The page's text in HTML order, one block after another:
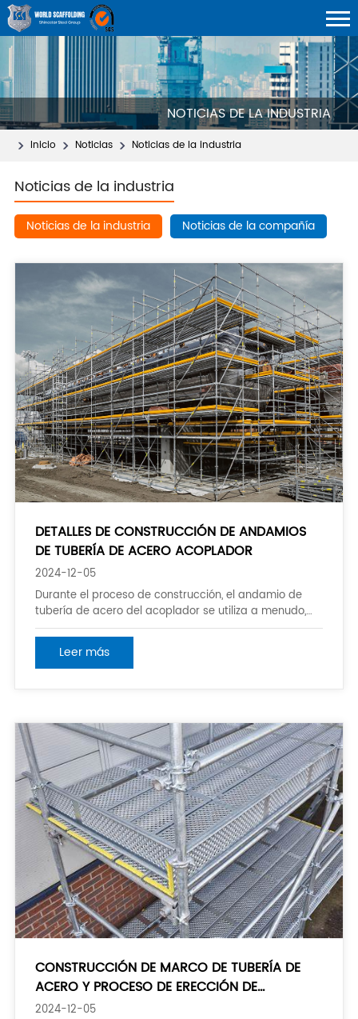
NOTICIAS DE LA INDUSTRIA
Inicio Noticias Noticias de la industria
Noticias de la industria
Noticias de la industria Noticias de la compañía
DETALLES DE CONSTRUCCIÓN DE ANDAMIOS
DE TUBERÍA DE ACERO ACOPLADOR
2024-12-05
Durante el proceso de construcción, el andamio de
tubería de acero del acoplador se utiliza a menudo,
por lo que su papel es evidente. Sin ella, el proyecto no
se puede llevar a cabo sin problemas. Además, el
andamio de tubería de acero acoplador
Leer más
CONSTRUCCIÓN DE MARCO DE TUBERÍA DE
ACERO Y PROCESO DE ERECCIÓN DE
ANDAMIOS
2024-12-05